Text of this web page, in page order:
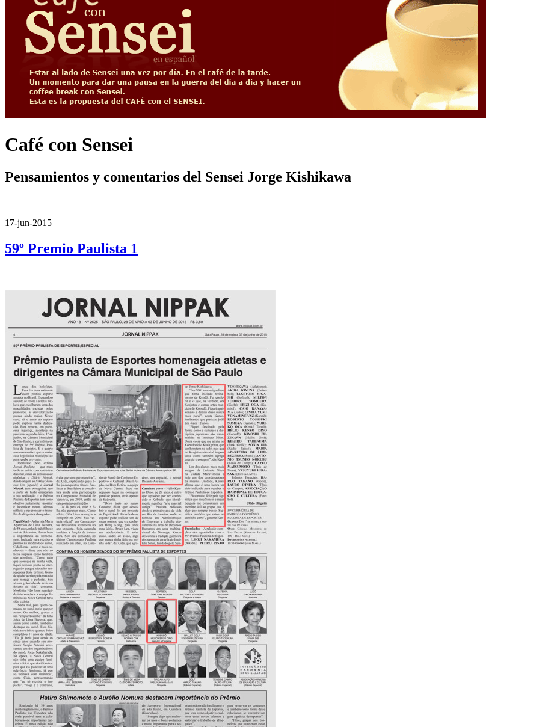
Café con Sensei
Pensamientos y comentarios del Sensei Jorge Kishikawa
17-jun-2015
59º Premio Paulista 1